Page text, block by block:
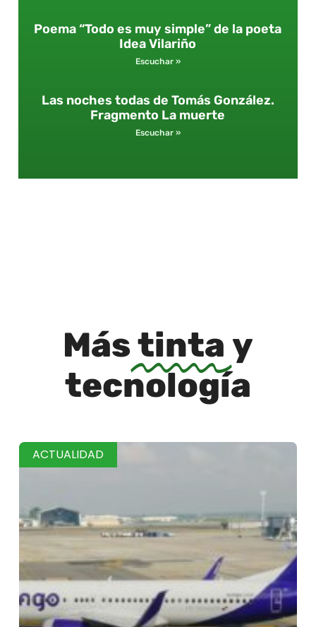
Poema “Todo es muy simple” de la poeta
Idea Vilariño
Escuchar »
Las noches todas de Tomás González.
Fragmento La muerte
Escuchar »
Mástinta y
tecnología
ACTUALIDAD